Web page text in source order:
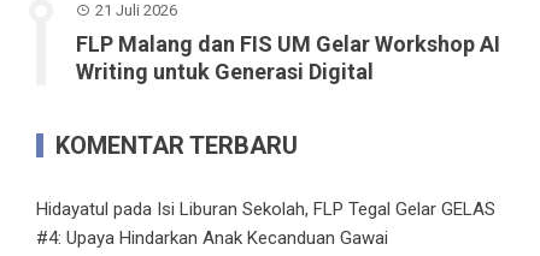
21 Juli 2026
FLP Malang dan FIS UM Gelar Workshop AI
Writing untuk Generasi Digital
KOMENTAR TERBARU
Hidayatul pada Isi Liburan Sekolah, FLP Tegal Gelar GELAS
#4: Upaya Hindarkan Anak Kecanduan Gawai